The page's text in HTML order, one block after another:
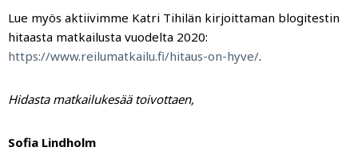
Lue myös aktiivimme Katri Tihilän kirjoittaman blogitestin
hitaasta matkailusta vuodelta 2020:
https://www.reilumatkailu.fi/hitaus-on-hyve/.
Hidasta matkailukesää toivottaen,
Sofia Lindholm